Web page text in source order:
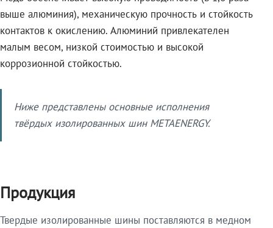
выше алюминия), механическую прочность и стойкость
контактов к окислению. Алюминий привлекателен
малым весом, низкой стоимостью и высокой
коррозионной стойкостью.
Ниже представлены основные исполнения
твёрдых изолированных шин METAENERGY.
Продукция
Твердые изолированные шины поставляются в медном